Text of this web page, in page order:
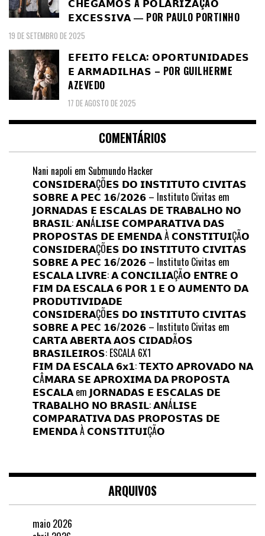
𝗖𝗛𝗘𝗚𝗔𝗠𝗢𝗦 À 𝗣𝗢𝗟𝗔𝗥𝗜𝗭𝗔ÇÃ𝗢
𝗘𝗫𝗖𝗘𝗦𝗦𝗜𝗩𝗔 ― POR PAULO PORTINHO
19 DE SETEMBRO DE 2025
𝗘𝗙𝗘𝗜𝗧𝗢 𝗙𝗘𝗟𝗖𝗔: 𝗢𝗣𝗢𝗥𝗧𝗨𝗡𝗜𝗗𝗔𝗗𝗘𝗦
𝗘 𝗔𝗥𝗠𝗔𝗗𝗜𝗟𝗛𝗔𝗦 – POR GUILHERME
AZEVEDO
17 DE AGOSTO DE 2025
COMENTÁRIOS
Nani napoli em Submundo Hacker
𝗖𝗢𝗡𝗦𝗜𝗗𝗘𝗥𝗔ÇÕ𝗘𝗦 𝗗𝗢 𝗜𝗡𝗦𝗧𝗜𝗧𝗨𝗧𝗢 𝗖𝗜𝗩𝗜𝗧𝗔𝗦
𝗦𝗢𝗕𝗥𝗘 𝗔 𝗣𝗘𝗖 𝟭𝟲/𝟮𝟬𝟮𝟲 – Instituto Civitas em
𝗝𝗢𝗥𝗡𝗔𝗗𝗔𝗦 𝗘 𝗘𝗦𝗖𝗔𝗟𝗔𝗦 𝗗𝗘 𝗧𝗥𝗔𝗕𝗔𝗟𝗛𝗢 𝗡𝗢
𝗕𝗥𝗔𝗦𝗜𝗟: 𝗔𝗡Á𝗟𝗜𝗦𝗘 𝗖𝗢𝗠𝗣𝗔𝗥𝗔𝗧𝗜𝗩𝗔 𝗗𝗔𝗦
𝗣𝗥𝗢𝗣𝗢𝗦𝗧𝗔𝗦 𝗗𝗘 𝗘𝗠𝗘𝗡𝗗𝗔 À 𝗖𝗢𝗡𝗦𝗧𝗜𝗧𝗨𝗜ÇÃ𝗢
𝗖𝗢𝗡𝗦𝗜𝗗𝗘𝗥𝗔ÇÕ𝗘𝗦 𝗗𝗢 𝗜𝗡𝗦𝗧𝗜𝗧𝗨𝗧𝗢 𝗖𝗜𝗩𝗜𝗧𝗔𝗦
𝗦𝗢𝗕𝗥𝗘 𝗔 𝗣𝗘𝗖 𝟭𝟲/𝟮𝟬𝟮𝟲 – Instituto Civitas em
𝗘𝗦𝗖𝗔𝗟𝗔 𝗟𝗜𝗩𝗥𝗘: 𝗔 𝗖𝗢𝗡𝗖𝗜𝗟𝗜𝗔ÇÃ𝗢 𝗘𝗡𝗧𝗥𝗘 𝗢
𝗙𝗜𝗠 𝗗𝗔 𝗘𝗦𝗖𝗔𝗟𝗔 𝟲 𝗣𝗢𝗥 𝟭 𝗘 𝗢 𝗔𝗨𝗠𝗘𝗡𝗧𝗢 𝗗𝗔
𝗣𝗥𝗢𝗗𝗨𝗧𝗜𝗩𝗜𝗗𝗔𝗗𝗘
𝗖𝗢𝗡𝗦𝗜𝗗𝗘𝗥𝗔ÇÕ𝗘𝗦 𝗗𝗢 𝗜𝗡𝗦𝗧𝗜𝗧𝗨𝗧𝗢 𝗖𝗜𝗩𝗜𝗧𝗔𝗦
𝗦𝗢𝗕𝗥𝗘 𝗔 𝗣𝗘𝗖 𝟭𝟲/𝟮𝟬𝟮𝟲 – Instituto Civitas em
𝗖𝗔𝗥𝗧𝗔 𝗔𝗕𝗘𝗥𝗧𝗔 𝗔𝗢𝗦 𝗖𝗜𝗗𝗔𝗗Ã𝗢𝗦
𝗕𝗥𝗔𝗦𝗜𝗟𝗘𝗜𝗥𝗢𝗦: ESCALA 6X1
𝗙𝗜𝗠 𝗗𝗔 𝗘𝗦𝗖𝗔𝗟𝗔 𝟲𝘅𝟭: 𝗧𝗘𝗫𝗧𝗢 𝗔𝗣𝗥𝗢𝗩𝗔𝗗𝗢 𝗡𝗔
𝗖Â𝗠𝗔𝗥𝗔 𝗦𝗘 𝗔𝗣𝗥𝗢𝗫𝗜𝗠𝗔 𝗗𝗔 𝗣𝗥𝗢𝗣𝗢𝗦𝗧𝗔
𝗘𝗦𝗖𝗔𝗟𝗔em 𝗝𝗢𝗥𝗡𝗔𝗗𝗔𝗦 𝗘 𝗘𝗦𝗖𝗔𝗟𝗔𝗦 𝗗𝗘
𝗧𝗥𝗔𝗕𝗔𝗟𝗛𝗢 𝗡𝗢 𝗕𝗥𝗔𝗦𝗜𝗟: 𝗔𝗡Á𝗟𝗜𝗦𝗘
𝗖𝗢𝗠𝗣𝗔𝗥𝗔𝗧𝗜𝗩𝗔 𝗗𝗔𝗦 𝗣𝗥𝗢𝗣𝗢𝗦𝗧𝗔𝗦 𝗗𝗘
𝗘𝗠𝗘𝗡𝗗𝗔 À 𝗖𝗢𝗡𝗦𝗧𝗜𝗧𝗨𝗜ÇÃ𝗢
ARQUIVOS
maio 2026